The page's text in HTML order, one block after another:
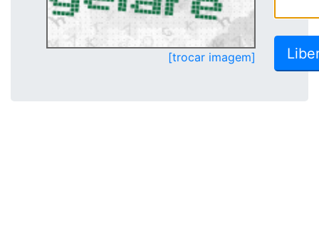
[trocar imagem]